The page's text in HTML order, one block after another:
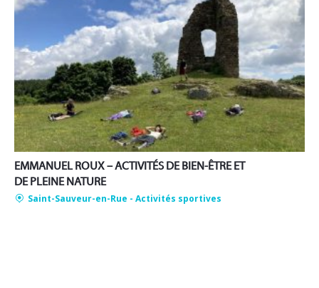
EMMANUEL ROUX – ACTIVITÉS DE BIEN-ÊTRE ET
DE PLEINE NATURE
Saint-Sauveur-en-Rue - Activités sportives